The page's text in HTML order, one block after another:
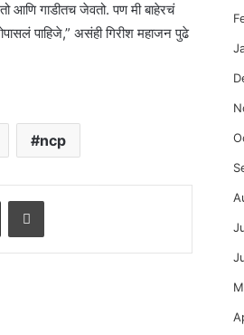
आणि गाडीतच जेवतो. पण मी बाहेरचं
पाहिजे,” असंही गिरीश महाजन पुढे
ncp
Share via Email Print